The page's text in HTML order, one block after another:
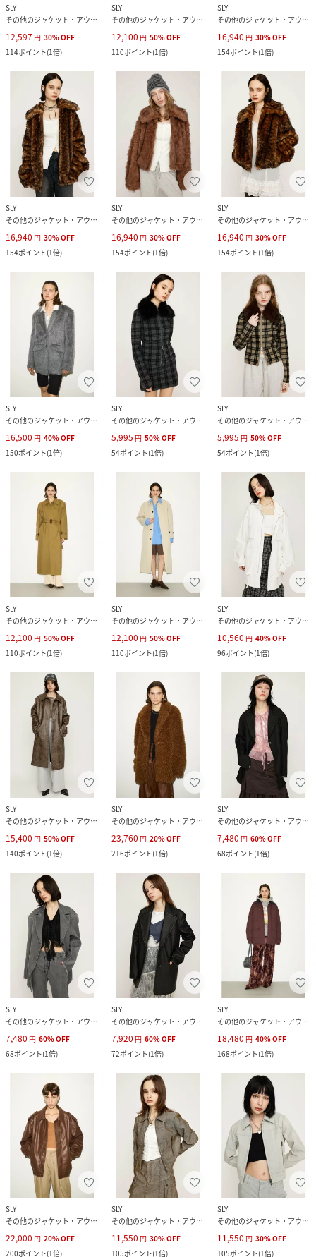
SLY
その他のジャケット・アウター
12,597 円 30%OFF
114ポイント(1倍)
SLY
その他のジャケット・アウター
12,100 円 50%OFF
110ポイント(1倍)
SLY
その他のジャケット・アウター
16,940 円 30%OFF
154ポイント(1倍)
SLY
その他のジャケット・アウター
16,940 円 30%OFF
154ポイント(1倍)
SLY
その他のジャケット・アウター
16,940 円 30%OFF
154ポイント(1倍)
SLY
その他のジャケット・アウター
16,940 円 30%OFF
154ポイント(1倍)
SLY
その他のジャケット・アウター
16,500 円 40%OFF
150ポイント(1倍)
SLY
その他のジャケット・アウター
5,995 円 50%OFF
54ポイント(1倍)
SLY
その他のジャケット・アウター
5,995 円 50%OFF
54ポイント(1倍)
SLY
その他のジャケット・アウター
12,100 円 50%OFF
110ポイント(1倍)
SLY
その他のジャケット・アウター
12,100 円 50%OFF
110ポイント(1倍)
SLY
その他のジャケット・アウター
10,560 円 40%OFF
96ポイント(1倍)
SLY
その他のジャケット・アウター
15,400 円 50%OFF
140ポイント(1倍)
SLY
その他のジャケット・アウター
23,760 円 20%OFF
216ポイント(1倍)
SLY
その他のジャケット・アウター
7,480 円 60%OFF
68ポイント(1倍)
SLY
その他のジャケット・アウター
7,480 円 60%OFF
68ポイント(1倍)
SLY
その他のジャケット・アウター
7,920 円 60%OFF
72ポイント(1倍)
SLY
その他のジャケット・アウター
18,480 円 40%OFF
168ポイント(1倍)
SLY
その他のジャケット・アウター
22,000 円 20%OFF
200ポイント(1倍)
SLY
その他のジャケット・アウター
11,550 円 30%OFF
105ポイント(1倍)
SLY
その他のジャケット・アウター
11,550 円 30%OFF
105ポイント(1倍)